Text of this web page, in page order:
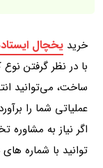
خرید یخچال
با در نظر گرفتن
ساخت، می‌توانید
عملیاتی شما را
اگر نیاز به
توانید با شماره